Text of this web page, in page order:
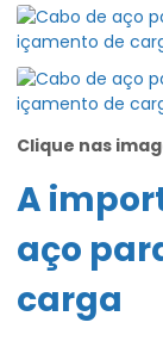
Clique nas
A
aço
carga